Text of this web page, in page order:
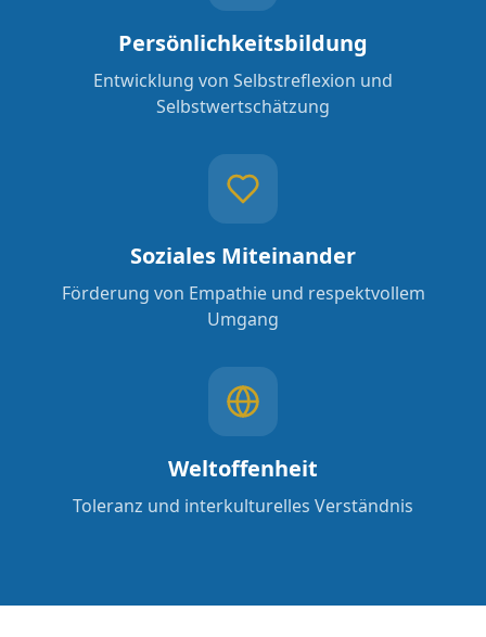
Persönlichkeitsbildung
Entwicklung von Selbstreflexion und
Selbstwertschätzung
Soziales Miteinander
Förderung von Empathie und respektvollem
Umgang
Weltoffenheit
Toleranz und interkulturelles Verständnis